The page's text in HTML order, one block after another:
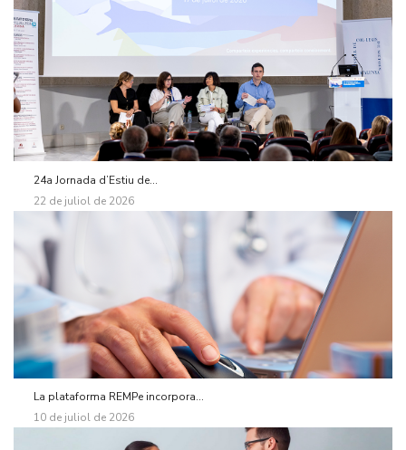
24a Jornada d’Estiu de...
22 de juliol de 2026
La plataforma REMPe incorpora...
10 de juliol de 2026